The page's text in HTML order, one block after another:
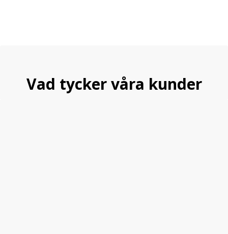
Vad tycker våra kunder